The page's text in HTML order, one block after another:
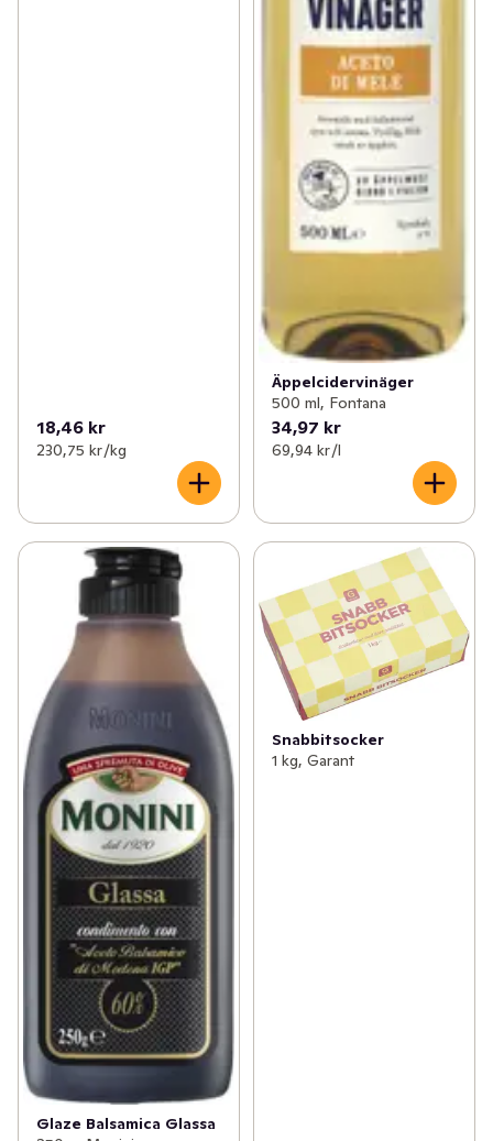
18,46 kr
230,75 kr /kg
Äppelcidervinäger
500 ml, Fontana
34,97 kr
69,94 kr /l
Glaze Balsamica Glassa
Snabbitsocker
1 kg, Garant